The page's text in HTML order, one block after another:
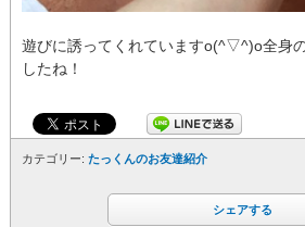
遊びに誘ってくれていますo(^▽^)o全身
したね！
カテゴリー: たっくんのお友達紹介
シェアする